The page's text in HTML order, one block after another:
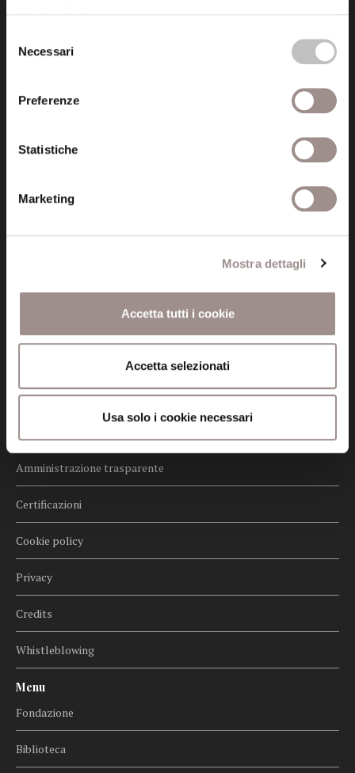
delNecessari
Preferenze
Statistiche
Marketing
Mostra dettagli
Accetta tutti i cookie
Accetta selezionati
Usa solo i cookie necessari
Fondazione Collegio San Carlo
fondazionecollegiosancarlo@legalmail.it
Seguici
Informazioni
Amministrazione trasparente
Certificazioni
Cookie policy
Privacy
Credits
Whistleblowing
Menu
Fondazione
Biblioteca